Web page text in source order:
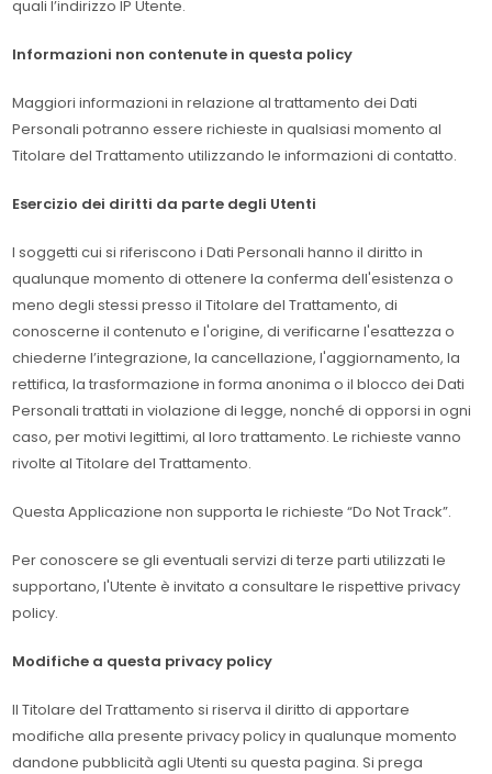
quali l’indirizzo IP Utente.
Informazioni non contenute in questa policy
Maggiori informazioni in relazione al trattamento dei Dati
Personali potranno essere richieste in qualsiasi momento al
Titolare del Trattamento utilizzando le informazioni di contatto.
Esercizio dei diritti da parte degli Utenti
I soggetti cui si riferiscono i Dati Personali hanno il diritto in
qualunque momento di ottenere la conferma dell'esistenza o
meno degli stessi presso il Titolare del Trattamento, di
conoscerne il contenuto e l'origine, di verificarne l'esattezza o
chiederne l’integrazione, la cancellazione, l'aggiornamento, la
rettifica, la trasformazione in forma anonima o il blocco dei Dati
Personali trattati in violazione di legge, nonché di opporsi in ogni
caso, per motivi legittimi, al loro trattamento. Le richieste vanno
rivolte al Titolare del Trattamento.
Questa Applicazione non supporta le richieste “Do Not Track”.
Per conoscere se gli eventuali servizi di terze parti utilizzati le
supportano, l'Utente è invitato a consultare le rispettive privacy
policy.
Modifiche a questa privacy policy
Il Titolare del Trattamento si riserva il diritto di apportare
modifiche alla presente privacy policy in qualunque momento
dandone pubblicità agli Utenti su questa pagina. Si prega